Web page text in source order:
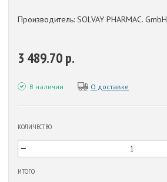
Производитель: SOLVAY PHARMAC. GmbH
3 489.70 р.
В наличии О доставке
КОЛИЧЕСТВО
ИТОГО